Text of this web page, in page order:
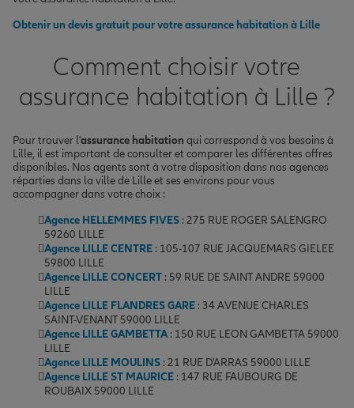
Obtenir un devis gratuit pour votre assurance habitation à Lille
Comment choisir votre
assurance habitation à Lille ?
Pour trouver l'assurance habitation qui correspond à vos besoins à
Lille, il est important de consulter et comparer les différentes offres
disponibles. Nos agents sont à votre disposition dans nos agences
réparties dans la ville de Lille et ses environs pour vous
accompagner dans votre choix :
Agence HELLEMMES FIVES : 275 RUE ROGER SALENGRO
59260 LILLE
Agence LILLE CENTRE : 105-107 RUE JACQUEMARS GIELEE
59800 LILLE
Agence LILLE CONCERT : 59 RUE DE SAINT ANDRE 59000
LILLE
Agence LILLE FLANDRES GARE : 34 AVENUE CHARLES
SAINT-VENANT 59000 LILLE
Agence LILLE GAMBETTA: 150 RUE LEON GAMBETTA 59000
LILLE
Agence LILLE MOULINS : 21 RUE D'ARRAS 59000 LILLE
Agence LILLE ST MAURICE : 147 RUE FAUBOURG DE
ROUBAIX 59000 LILLE